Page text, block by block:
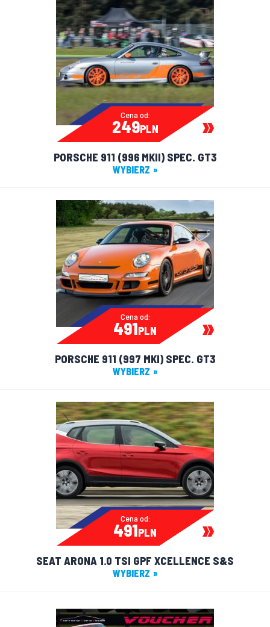
Cena od:
249PLN
PORSCHE 911 (996 MKII) SPEC. GT3
WYBIERZ
Cena od:
491PLN
PORSCHE 911 (997 MKI) SPEC. GT3
WYBIERZ
Cena od:
491PLN
SEAT ARONA 1.0 TSI GPF XCELLENCE S&S
WYBIERZ